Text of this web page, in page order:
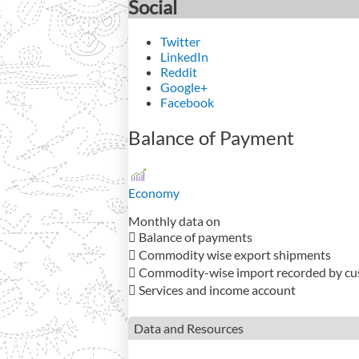
Social
Twitter
LinkedIn
Reddit
Google+
Facebook
Balance of Payment
Economy
Monthly data on
 Balance of payments
 Commodity wise export shipments
 Commodity-wise import recorded by
 Services and income account
Data and Resources